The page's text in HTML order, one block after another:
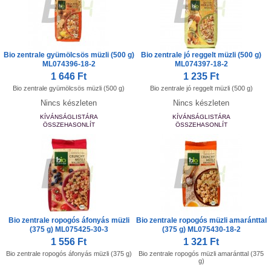
Bio zentrale gyümölcsös müzli (500 g)
ML074396-18-2
1 646 Ft
Bio zentrale gyümölcsös müzli (500 g)
Nincs készleten
KÍVÁNSÁGLISTÁRA
ÖSSZEHASONLÍT
Bio zentrale jó reggelt müzli (500 g)
ML074397-18-2
1 235 Ft
Bio zentrale jó reggelt müzli (500 g)
Nincs készleten
KÍVÁNSÁGLISTÁRA
ÖSSZEHASONLÍT
Bio zentrale ropogós áfonyás müzli
(375 g) ML075425-30-3
1 556 Ft
Bio zentrale ropogós áfonyás müzli (375 g)
Bio zentrale ropogós müzli amaránttal
(375 g) ML075430-18-2
1 321 Ft
Bio zentrale ropogós müzli amaránttal (375
g)